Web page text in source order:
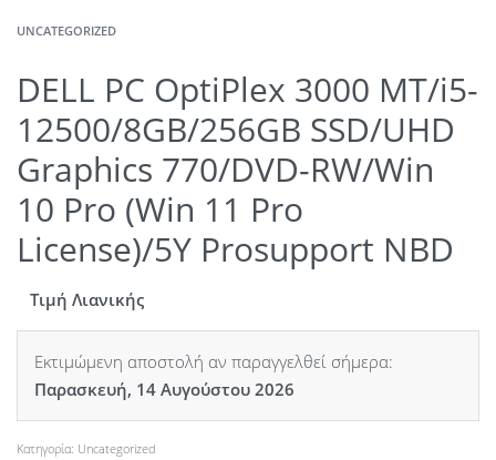
UNCATEGORIZED
DELL PC OptiPlex 3000 MT/i5-
12500/8GB/256GB SSD/UHD
Graphics 770/DVD-RW/Win
10 Pro (Win 11 Pro
License)/5Y Prosupport NBD
Τιμή Λιανικής
Εκτιμώμενη αποστολή αν παραγγελθεί σήμερα:
Παρασκευή, 14 Αυγούστου 2026
Κατηγορία: Uncategorized